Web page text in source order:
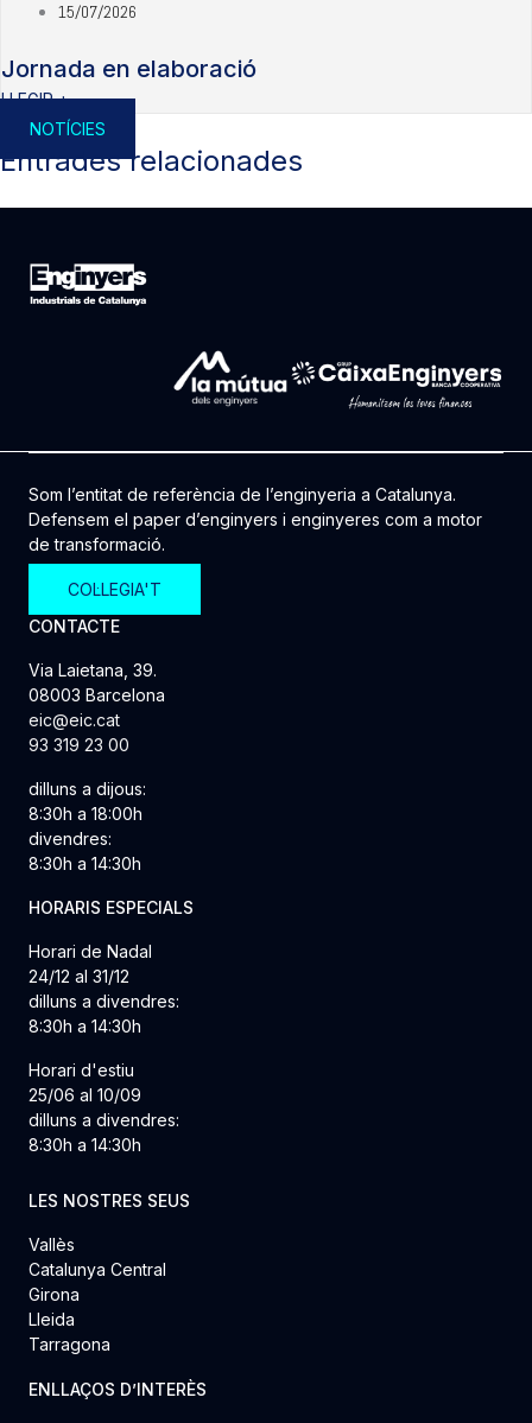
15/07/2026
Jornada en elaboració
LLEGIR +
NOTÍCIES
Entrades relacionades
Som l’entitat de referència de l’enginyeria a Catalunya.
Defensem el paper d’enginyers i enginyeres com a motor
de transformació.
COL·LEGIA'T
CONTACTE
Via Laietana, 39.
08003 Barcelona
eic@eic.cat
93 319 23 00
dilluns a dijous:
8:30h a 18:00h
divendres:
8:30h a 14:30h
HORARIS ESPECIALS
Horari de Nadal
24/12 al 31/12
dilluns a divendres:
8:30h a 14:30h
Horari d'estiu
25/06 al 10/09
dilluns a divendres:
8:30h a 14:30h
LES NOSTRES SEUS
Vallès
Catalunya Central
Girona
Lleida
Tarragona
ENLLAÇOS D’INTERÈS